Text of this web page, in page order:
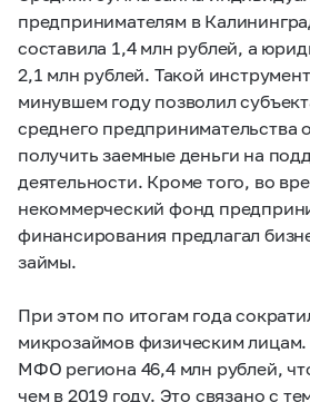
предпринимателям в
составила 1,4 млн рублей, а
2,1 млн рублей. Такой
минувшем году позволил
среднего предпринимательства
получить заемные деньги на
деятельности. Кроме того, во
некоммерческий фонд
финансирования предлагал
займы.
При этом по итогам года
микрозаймов физическим
МФО региона 46,4 млн рублей,
чем в 2019 году. Это связано с